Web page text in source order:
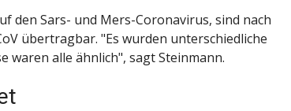
den Sars- und Mers-Coronavirus, sind nach
übertragbar. "Es wurden unterschiedliche
waren alle ähnlich", sagt Steinmann.